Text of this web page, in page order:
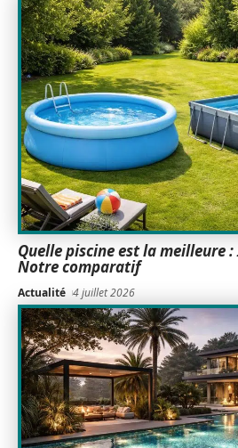
Quelle piscine est la meilleure
Notre comparatif
Actualité 4 juillet 2026